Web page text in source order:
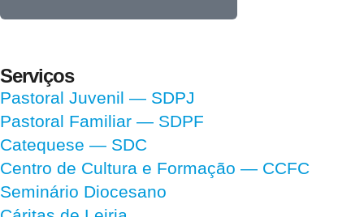
Serviços
Pastoral Juvenil — SDPJ
Pastoral Familiar — SDPF
Catequese — SDC
Centro de Cultura e Formação — CCFC
Seminário Diocesano